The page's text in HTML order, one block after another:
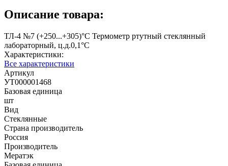
Описание товара:
ТЛ-4 №7 (+250...+305)°С Термометр ртутный стеклянный
лабораторный, ц.д.0,1°С
Характеристики:
Все характеристики
Артикул
УТ000001468
Базовая единица
шт
Вид
Стеклянные
Страна производитель
Россия
Производитель
Мератэк